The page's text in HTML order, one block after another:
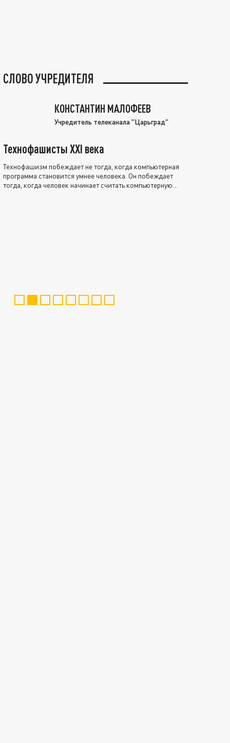
СЛОВО УЧРЕДИТЕЛЯ
КОНСТАНТИН МАЛОФЕЕВ
Учредитель телеканала "Царьград"
Технофашисты XXI века
Технофашизм побеждает не тогда, когда компьютерная
программа становится умнее человека. Он побеждает
тогда, когда человек начинает считать компьютерную